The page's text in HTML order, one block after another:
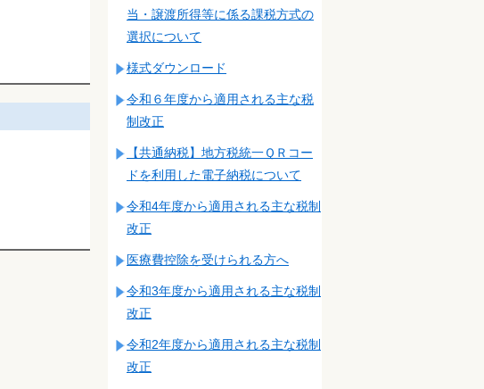
当・譲渡所得等に係る課税方式の
選択について
様式ダウンロード
令和６年度から適用される主な税
制改正
【共通納税】地方税統一ＱＲコー
ドを利用した電子納税について
令和4年度から適用される主な税制
改正
医療費控除を受けられる方へ
令和3年度から適用される主な税制
改正
令和2年度から適用される主な税制
改正